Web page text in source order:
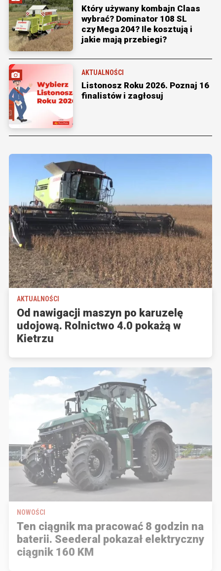
Który używany kombajn Claas
wybrać? Dominator 108 SL
czy Mega 204? Ile kosztują i
jakie mają przebiegi?
AKTUALNOŚCI
Listonosz Roku 2026. Poznaj 16
finalistów i zagłosuj
AKTUALNOŚCI
Od nawigacji maszyn po karuzelę
udojową. Rolnictwo 4.0 pokażą w
Kietrzu
NOWOŚCI
Ten ciągnik ma pracować 8 godzin na
baterii. Seederal pokazał elektryczny
ciągnik 160 KM